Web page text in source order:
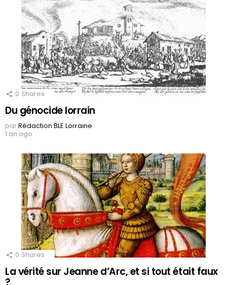
0 Shares
Du génocide lorrain
parRédaction BLE Lorraine
1 an ago
0 Shares
La vérité sur Jeanne d’Arc, et si tout était faux
?